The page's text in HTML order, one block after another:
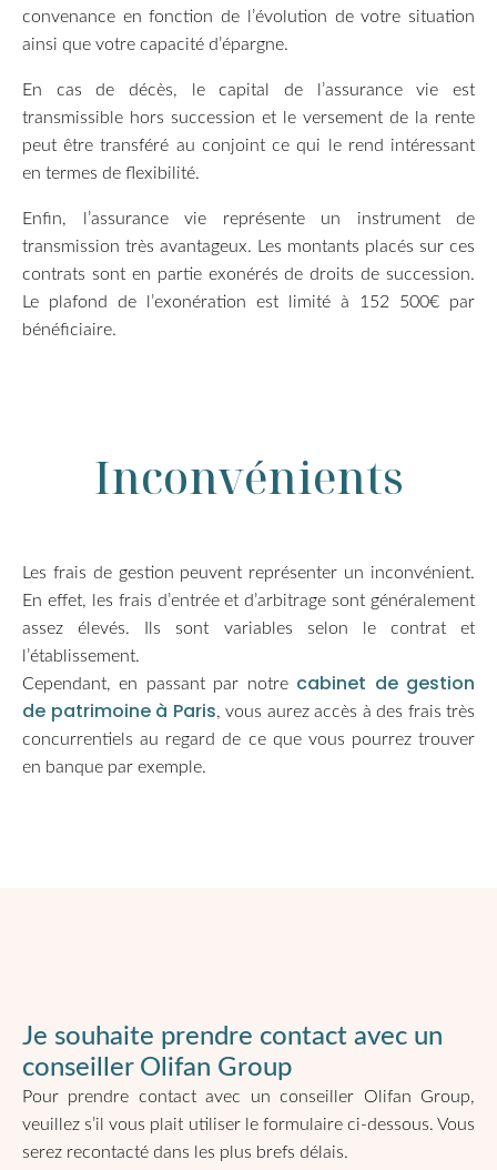
convenance en fonction de l’évolution de votre situation
ainsi que votre capacité d’épargne.
En cas de décès, le capital de l’assurance vie est
transmissible hors succession et le versement de la rente
peut être transféré au conjoint ce qui le rend intéressant
en termes de flexibilité.
Enfin, l’assurance vie représente un instrument de
transmission très avantageux. Les montants placés sur ces
contrats sont en partie exonérés de droits de succession.
Le plafond de l’exonération est limité à 152 500€ par
bénéficiaire.
Inconvénients
Les frais de gestion peuvent représenter un inconvénient.
En effet, les frais d’entrée et d’arbitrage sont généralement
assez élevés. Ils sont variables selon le contrat et
l’établissement.
Cependant, en passant par notre cabinet de gestion
de patrimoine à Paris, vous aurez accès à des frais très
concurrentiels au regard de ce que vous pourrez trouver
en banque par exemple.
Je souhaite prendre contact avec un
conseiller Olifan Group
Pour prendre contact avec un conseiller Olifan Group,
veuillez s’il vous plait utiliser le formulaire ci-dessous. Vous
serez recontacté dans les plus brefs délais.